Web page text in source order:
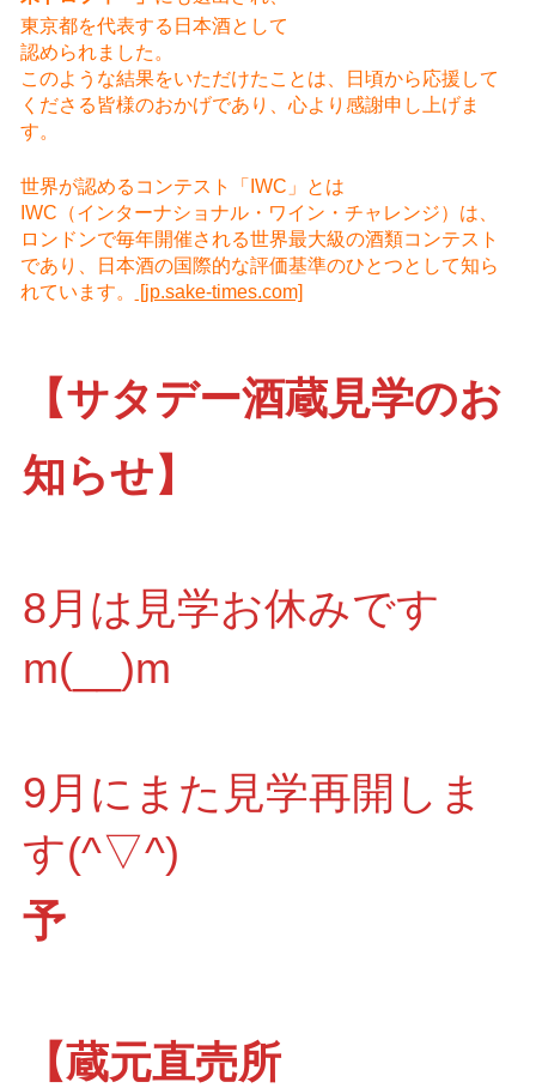
東京都を代表する日本酒として
認められました。
このような結果をいただけたことは、日頃から応援して
くださる皆様のおかげであり、心より感謝申し上げま
す。
世界が認めるコンテスト「IWC」とは
IWC（インターナショナル・ワイン・チャレンジ）は、
ロンドンで毎年開催される世界最大級の酒類コンテスト
であり、日本酒の国際的な評価基準のひとつとして知ら
れています。
[jp.sake-times.com]
【サタデー酒蔵見学のお
知らせ】
8月は見学お休みです
m(__)m
9月にまた見学再開しま
す(^▽^)
予
【蔵元直売所